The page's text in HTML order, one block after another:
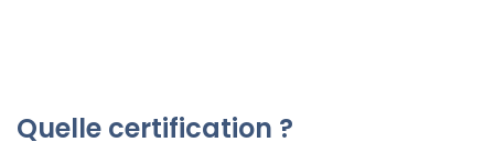
Quelle certification ?